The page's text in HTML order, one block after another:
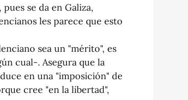
se da en Galiza,
les parece que esto
sea un "mérito", es
cual-. Asegura que la
en una "imposición" de
cree "en la libertad",